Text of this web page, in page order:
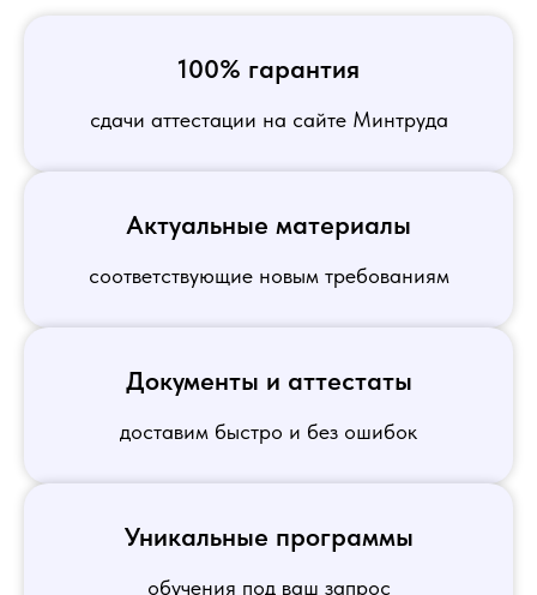
100% гарантия
сдачи аттестации на сайте Минтруда
Актуальные материалы
соответствующие новым требованиям
Документы и аттестаты
доставим быстро и без ошибок
Уникальные программы
обучения под ваш запрос